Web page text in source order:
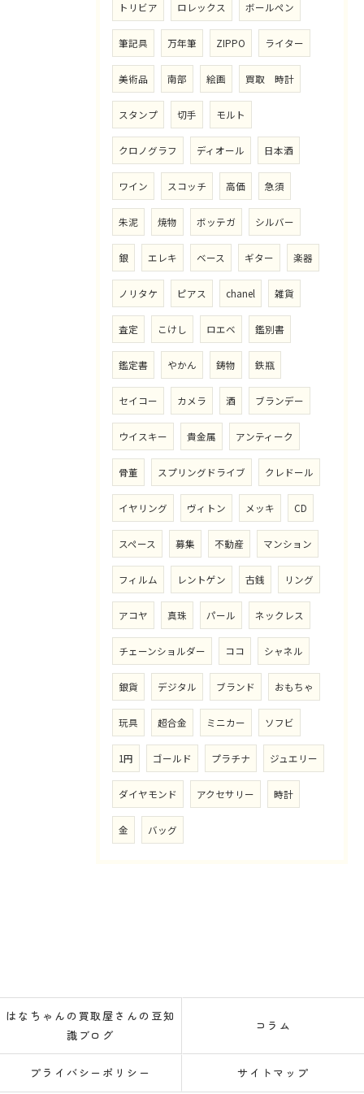
トリビア ロレックス ボールペン
筆記具 万年筆 ZIPPO ライター
美術品 南部 絵画 買取 時計
スタンプ 切手 モルト
クロノグラフ ディオール 日本酒
ワイン スコッチ 高価 急須
朱泥 焼物 ボッテガ シルバー
銀 エレキ ベース ギター 楽器
ノリタケ ピアス chanel 雑貨
査定 こけし ロエベ 鑑別書
鑑定書 やかん 鋳物 鉄瓶
セイコー カメラ 酒 ブランデー
ウイスキー 貴金属 アンティーク
骨董 スプリングドライブ クレドール
イヤリング ヴィトン メッキ CD
スペース 募集 不動産 マンション
フィルム レントゲン 古銭 リング
アコヤ 真珠 パール ネックレス
チェーンショルダー ココ シャネル
銀貨 デジタル ブランド おもちゃ
玩具 超合金 ミニカー ソフビ
1円 ゴールド プラチナ ジュエリー
ダイヤモンド アクセサリー 時計
金 バッグ
はなちゃんの買取屋さんの豆知
識ブログ
コラム
プライバシーポリシー サイトマップ